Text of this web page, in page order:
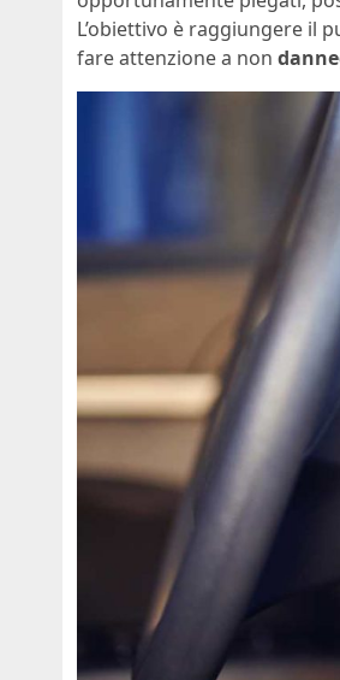
L’obiettivo è raggiungere il
fare attenzione a non